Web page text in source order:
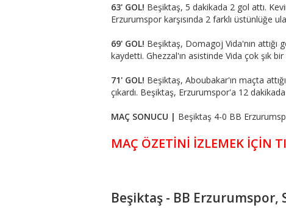
63' GOL! Beşiktaş, 5 dakikada 2 gol attı.
Erzurumspor karşısında 2 farklı üstünlüğe
69' GOL! Beşiktaş, Domagoj Vida'nın attığı
kaydetti. Ghezzal'ın asistinde Vida çok şık
71' GOL! Beşiktaş, Aboubakar'ın maçta
çıkardı. Beşiktaş, Erzurumspor'a 12
MAÇ SONUCU | Beşiktaş 4-0 BB
MAÇ ÖZETİNİ İZLEMEK İÇİN
Beşiktaş - BB